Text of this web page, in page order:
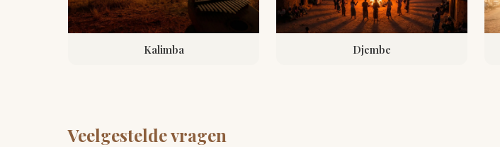
Kalimba Djembe
Veelgestelde vragen